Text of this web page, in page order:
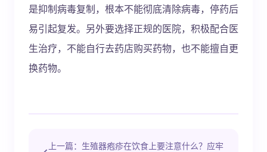
是抑制病毒复制，根本不能彻底清除病毒，停药后
易引起复发。另外要选择正规的医院，积极配合医
生治疗，不能自行去药店购买药物，也不能擅自更
换药物。
上一篇：生殖器疱疹在饮食上要注意什么？应牢